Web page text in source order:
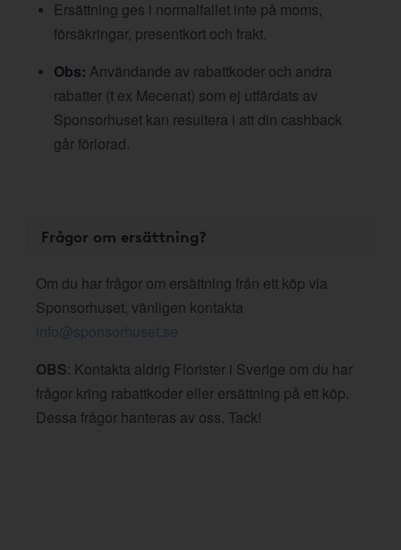
Ersättning ges i normalfallet inte på moms,
försäkringar, presentkort och frakt.
Obs: Användande av rabattkoder och andra
rabatter (t ex Mecenat) som ej utfärdats av
Sponsorhuset kan resultera i att din cashback
går förlorad.
Frågor om ersättning?
Om du har frågor om ersättning från ett köp via
Sponsorhuset, vänligen kontakta
info@sponsorhuset.se
OBS: Kontakta aldrig Florister i Sverige om du har
frågor kring rabattkoder eller ersättning på ett köp.
Dessa frågor hanteras av oss. Tack!